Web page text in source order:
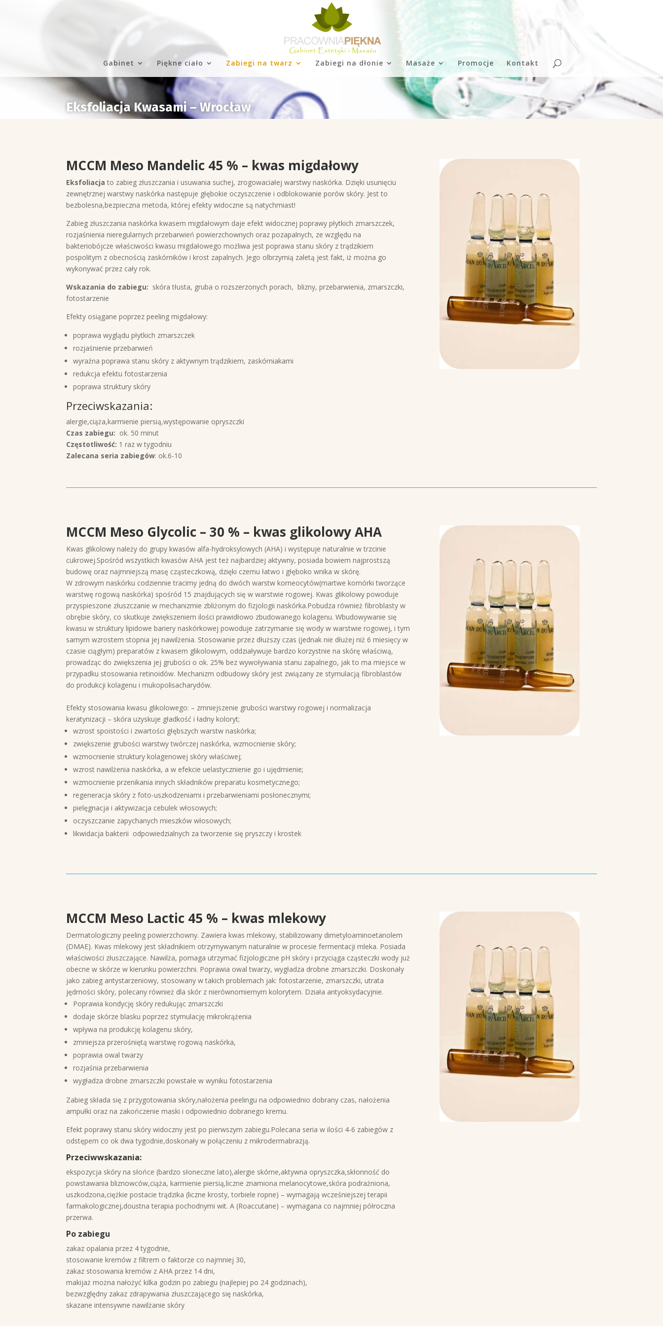
Gabinet Piękne ciało Zabiegi na twarz Zabiegi na dłonie Masaże Promocje Kontakt
Eksfoliacja Kwasami – Wrocław
MCCM Meso Mandelic 45 % – kwas migdałowy
Eksfoliacja to zabieg złuszczania i usuwania suchej, zrogowaciałej warstwy naskórka. Dzięki usunięciu
zewnętrznej warstwy naskórka następuje głębokie oczyszczenie i odblokowanie porów skóry. Jest to
bezbolesna,bezpieczna metoda, której efekty widoczne są natychmiast!
Zabieg złuszczania naskórka kwasem migdałowym daje efekt widocznej poprawy płytkich zmarszczek,
rozjaśnienia nieregularnych przebarwień powierzchownych oraz pozapalnych, ze względu na
bakteriobójcze właściwości kwasu migdałowego możliwa jest poprawa stanu skóry z trądzikiem
pospolitym z obecnością zaskórników i krost zapalnych. Jego olbrzymią zaletą jest fakt, iż można go
wykonywać przez cały rok.
Wskazania do zabiegu: skóra tłusta, gruba o rozszerzonych porach, blizny, przebarwienia, zmarszczki,
fotostarzenie
Efekty osiągane poprzez peeling migdałowy:
poprawa wyglądu płytkich zmarszczek
rozjaśnienie przebarwień
wyraźna poprawa stanu skóry z aktywnym trądzikiem, zaskórniakami
redukcja efektu fotostarzenia
poprawa struktury skóry
Przeciwskazania:
alergie,ciąża,karmienie piersią,występowanie opryszczki
Czas zabiegu: ok. 50 minut
Częstotliwość: 1 raz w tygodniu
Zalecana seria zabiegów: ok.6-10
MCCM Meso Glycolic – 30 % – kwas glikolowy AHA
Kwas glikolowy należy do grupy kwasów alfa-hydroksylowych (AHA) i występuje naturalnie w trzcinie
cukrowej.Spośród wszystkich kwasów AHA jest też najbardziej aktywny, posiada bowiem najprostszą
budowę oraz najmniejszą masę cząsteczkową, dzięki czemu łatwo i głęboko wnika w skórę.
W zdrowym naskórku codziennie tracimy jedną do dwóch warstw korneocytów(martwe komórki tworzące
warstwę rogową naskórka) spośród 15 znajdujących się w warstwie rogowej. Kwas glikolowy powoduje
przyspieszone złuszczanie w mechanizmie zbliżonym do fizjologii naskórka.Pobudza również fibroblasty w
obrębie skóry, co skutkuje zwiększeniem ilości prawidłowo zbudowanego kolagenu. Wbudowywanie się
kwasu w struktury lipidowe bariery naskórkowej powoduje zatrzymanie się wody w warstwie rogowej, i tym
samym wzrostem stopnia jej nawilżenia. Stosowanie przez dłuższy czas (jednak nie dłużej niż 6 miesięcy w
czasie ciągłym) preparatów z kwasem glikolowym, oddziaływuje bardzo korzystnie na skórę właściwą,
prowadząc do zwiększenia jej grubości o ok. 25% bez wywoływania stanu zapalnego, jak to ma miejsce w
przypadku stosowania retinoidów. Mechanizm odbudowy skóry jest związany ze stymulacją fibroblastów
do produkcji kolagenu i mukopolisacharydów.
Efekty stosowania kwasu glikolowego: – zmniejszenie grubości warstwy rogowej i normalizacja
keratynizacji – skóra uzyskuje gładkość i ładny koloryt;
wzrost spoistości i zwartości głębszych warstw naskórka;
zwiększenie grubości warstwy twórczej naskórka, wzmocnienie skóry;
wzmocnienie struktury kolagenowej skóry właściwej;
wzrost nawilżenia naskórka, a w efekcie uelastycznienie go i ujędrnienie;
wzmocnienie przenikania innych składników preparatu kosmetycznego;
regeneracja skóry z foto-uszkodzeniami i przebarwieniami posłonecznymi;
pielęgnacja i aktywizacja cebulek włosowych;
oczyszczanie zapychanych mieszków włosowych;
likwidacja bakterii odpowiedzialnych za tworzenie się pryszczy i krostek
MCCM Meso Lactic 45 % – kwas mlekowy
Dermatologiczny peeling powierzchowny. Zawiera kwas mlekowy, stabilizowany dimetyloaminoetanolem
(DMAE). Kwas mlekowy jest składnikiem otrzymywanym naturalnie w procesie fermentacji mleka. Posiada
właściwości złuszczające. Nawilża, pomaga utrzymać fizjologiczne pH skóry i przyciąga cząsteczki wody już
obecne w skórze w kierunku powierzchni. Poprawia owal twarzy, wygładza drobne zmarszczki. Doskonały
jako zabieg antystarzeniowy, stosowany w takich problemach jak: fotostarzenie, zmarszczki, utrata
jędrności skóry, polecany również dla skór z nierównomiernym kolorytem. Działa antyoksydacyjnie.
Poprawia kondycję skóry redukując zmarszczki
dodaje skórze blasku poprzez stymulację mikrokrążenia
wpływa na produkcję kolagenu skóry,
zmniejsza przerośniętą warstwę rogową naskórka,
poprawia owal twarzy
rozjaśnia przebarwienia
wygładza drobne zmarszczki powstałe w wyniku fotostarzenia
Zabieg składa się z przygotowania skóry,nałożenia peelingu na odpowiednio dobrany czas, nałożenia
ampułki oraz na zakończenie maski i odpowiednio dobranego kremu.
Efekt poprawy stanu skóry widoczny jest po pierwszym zabiegu.Polecana seria w ilości 4-6 zabiegów z
odstępem co ok dwa tygodnie,doskonały w połączeniu z mikrodermabrazją.
Przeciwwskazania:
ekspozycja skóry na słońce (bardzo słoneczne lato),alergie skórne,aktywna opryszczka,skłonność do
powstawania bliznowców,ciąża, karmienie piersią,liczne znamiona melanocytowe,skóra podrażniona,
uszkodzona,ciężkie postacie trądzika (liczne krosty, torbiele ropne) – wymagają wcześniejszej terapii
farmakologicznej,doustna terapia pochodnymi wit. A (Roaccutane) – wymagana co najmniej półroczna
przerwa.
Po zabiegu
zakaz opalania przez 4 tygodnie,
stosowanie kremów z filtrem o faktorze co najmniej 30,
zakaz stosowania kremów z AHA przez 14 dni,
makijaż można nałożyć kilka godzin po zabiegu (najlepiej po 24 godzinach),
bezwzględny zakaz zdrapywania złuszczającego się naskórka,
skazane intensywne nawilżanie skóry